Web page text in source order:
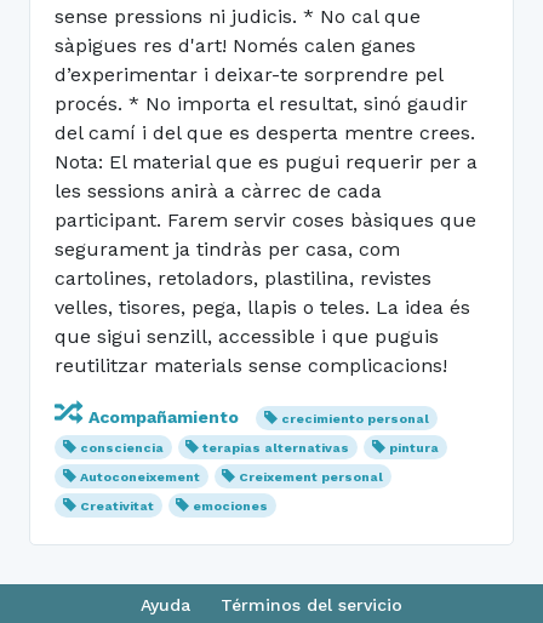
sense pressions ni judicis. * No cal que
sàpigues res d'art! Només calen ganes
d’experimentar i deixar-te sorprendre pel
procés. * No importa el resultat, sinó gaudir
del camí i del que es desperta mentre crees.
Nota: El material que es pugui requerir per a
les sessions anirà a càrrec de cada
participant. Farem servir coses bàsiques que
segurament ja tindràs per casa, com
cartolines, retoladors, plastilina, revistes
velles, tisores, pega, llapis o teles. La idea és
que sigui senzill, accessible i que puguis
reutilitzar materials sense complicacions!
Acompañamiento
crecimiento personal
consciencia
terapias alternativas
pintura
Autoconeixement
Creixement personal
Creativitat
emociones
Ayuda Términos del servicio